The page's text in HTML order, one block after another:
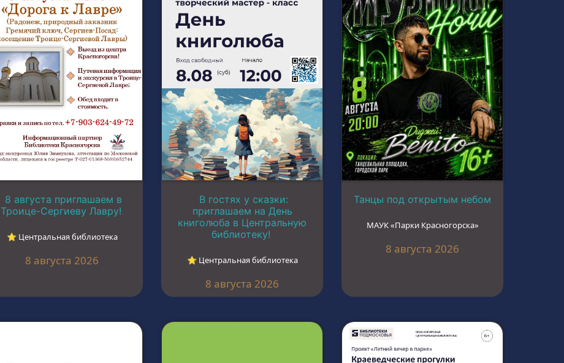
8 августа приглашаем в
Троице-Сергиеву Лавру!
⭐︎ Центральная библиотека
8 августа 2026
В гостях у сказки:
приглашаем на День
книголюба в Центральную
библиотеку!
⭐︎ Центральная библиотека
8 августа 2026
Танцы под открытым небом
МАУК «Парки Красногорска»
8 августа 2026